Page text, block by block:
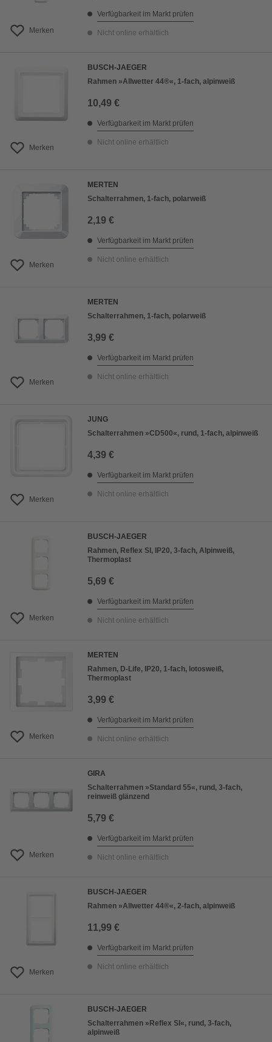
Merken
Verfügbarkeit im Markt prüfen
Nicht online erhältlich
Merken
BUSCH-JAEGER
Rahmen »Allwetter 44®«, 1-fach, alpinweiß
10,49 €
Verfügbarkeit im Markt prüfen
Nicht online erhältlich
Merken
MERTEN
Schalterrahmen, 1-fach, polarweiß
2,19 €
Verfügbarkeit im Markt prüfen
Nicht online erhältlich
Merken
MERTEN
Schalterrahmen, 1-fach, polarweiß
3,99 €
Verfügbarkeit im Markt prüfen
Nicht online erhältlich
Merken
JUNG
Schalterrahmen »CD500«, rund, 1-fach, alpinweiß
4,39 €
Verfügbarkeit im Markt prüfen
Nicht online erhältlich
Merken
BUSCH-JAEGER
Rahmen, Reflex SI, IP20, 3-fach, Alpinweiß,
Thermoplast
5,69 €
Verfügbarkeit im Markt prüfen
Nicht online erhältlich
Merken
MERTEN
Rahmen, D-Life, IP20, 1-fach, lotosweiß,
Thermoplast
3,99 €
Verfügbarkeit im Markt prüfen
Nicht online erhältlich
Merken
GIRA
Schalterrahmen »Standard 55«, rund, 3-fach,
reinweiß glänzend
5,79 €
Verfügbarkeit im Markt prüfen
Nicht online erhältlich
Merken
BUSCH-JAEGER
Rahmen »Allwetter 44®«, 2-fach, alpinweiß
11,99 €
Verfügbarkeit im Markt prüfen
Nicht online erhältlich
BUSCH-JAEGER
Schalterrahmen »Reflex SI«, rund, 3-fach,
alpinweiß